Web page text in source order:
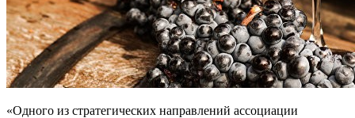
«Одного из стратегических направлений ассоциации